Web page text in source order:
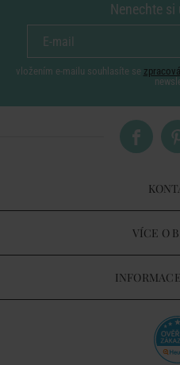
Nenechte
vložením e-mailu souhlasíte se
VÍCE O